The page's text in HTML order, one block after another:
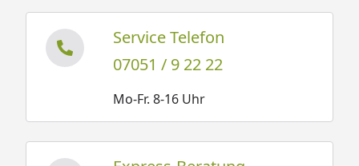
Service Telefon
07051 / 9 22 22
Mo-Fr. 8-16 Uhr